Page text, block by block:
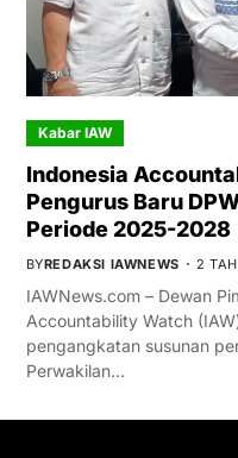
Kabar IAW
Indonesia
Pengurus Baru
Periode 2025-2028
BYREDAKSI IAWNEWS 2
IAWNews.com – Dewan
Accountability Watch
pengangkatan susunan
Perwakilan…